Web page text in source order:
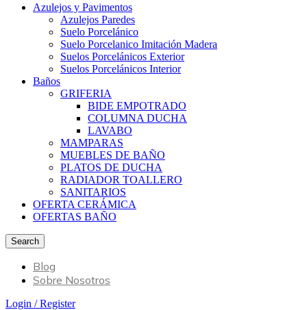
Azulejos y Pavimentos
Azulejos Paredes
Suelo Porcelánico
Suelo Porcelanico Imitación Madera
Suelos Porcelánicos Exterior
Suelos Porcelánicos Interior
Baños
GRIFERIA
BIDE EMPOTRADO
COLUMNA DUCHA
LAVABO
MAMPARAS
MUEBLES DE BAÑO
PLATOS DE DUCHA
RADIADOR TOALLERO
SANITARIOS
OFERTA CERÁMICA
OFERTAS BAÑO
Search
Blog
Sobre Nosotros
Login / Register